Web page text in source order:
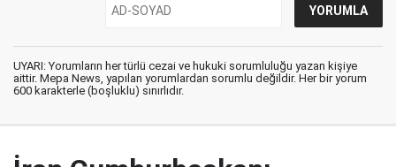
UYARI: Yorumların her türlü cezai ve hukuki sorumluluğu yazan kişiye
aittir. Mepa News, yapılan yorumlardan sorumlu değildir. Her bir yorum
600 karakterle (boşluklu) sınırlıdır.